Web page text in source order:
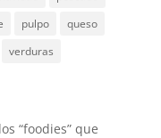
pulpo
queso
verduras
“foodies” que